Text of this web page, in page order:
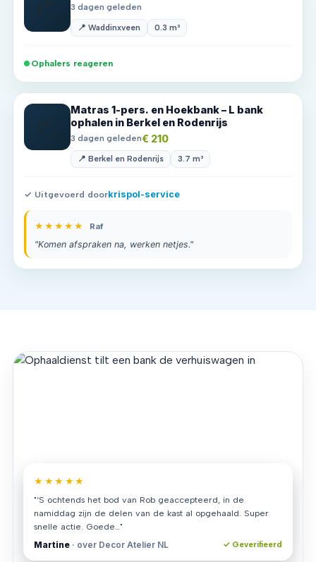
3 dagen geleden
📍 Waddinxveen 0.3 m³
Ophalers reageren
Matras 1-pers. en Hoekbank – L bank
ophalen in Berkel en Rodenrijs
3 dagen geleden€ 210
📍 Berkel en Rodenrijs 3.7 m³
✓ Uitgevoerd doorkrispol-service
★★★★★ Raf
"Komen afspraken na, werken netjes."
★★★★★
"‘S ochtends het bod van Rob geaccepteerd, in de
namiddag zijn de delen van de kast al opgehaald. Super
snelle actie. Goede…"
Martine · over Decor Atelier NL ✓ Geverifieerd